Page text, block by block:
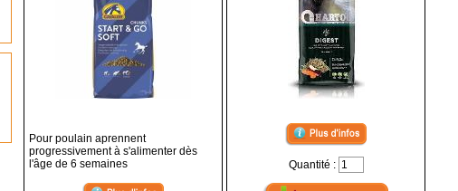
Pour poulain aprennent
progressivement à s'alimenter dès
l'âge de 6 semaines
Quantité :